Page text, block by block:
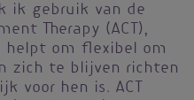
ik gebruik van de
Therapy (ACT),
helpt om flexibel om
zich te blijven richten
voor hen is. ACT